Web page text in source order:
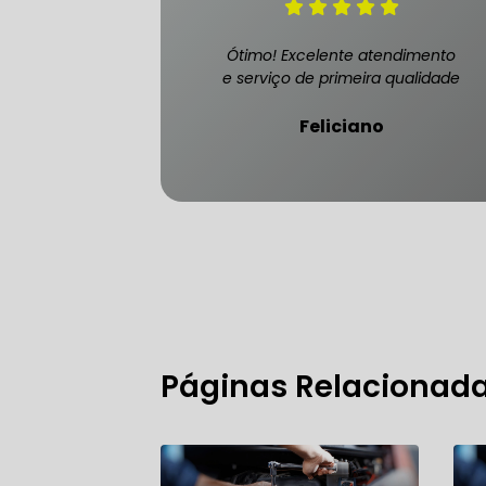
OFICINA
Ótimo! Excelente atendimento
e serviço de primeira qualidade
Feliciano
Páginas